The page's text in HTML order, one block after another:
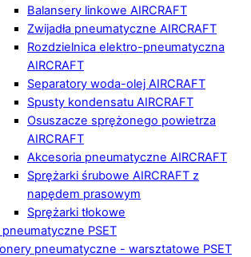
Balansery linkowe AIRCRAFT
Zwijadła pneumatyczne AIRCRAFT
Rozdzielnica elektro-pneumatyczna
AIRCRAFT
Separatory woda-olej AIRCRAFT
Spusty kondensatu AIRCRAFT
Osuszacze sprężonego powietrza
AIRCRAFT
Akcesoria pneumatyczne AIRCRAFT
Sprężarki śrubowe AIRCRAFT z
napędem prasowym
Sprężarki tłokowe
PSET
pneumatyczne - warsztatowe PSET